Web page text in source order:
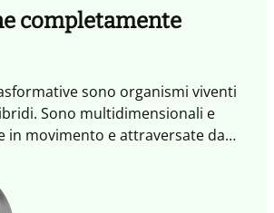
completamente
sono organismi viventi
Sono multidimensionali e
in movimento e attraversate da
scambi e generano azioni
mettendo al centro queste
individui che le abitano, che